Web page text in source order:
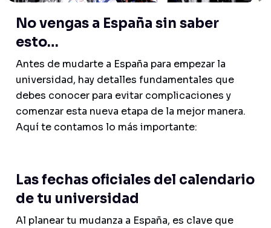
No vengas a España sin saber
esto…
Antes de mudarte a España para empezar la
universidad, hay detalles fundamentales que
debes conocer para evitar complicaciones y
comenzar esta nueva etapa de la mejor manera.
Aquí te contamos lo más importante:
Las fechas oficiales del calendario
de tu universidad
Al planear tu mudanza a España, es clave que